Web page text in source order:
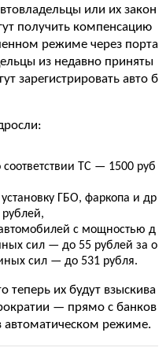
или их закон
получить компенсацию
режиме через порта
из недавно приняты
зарегистрировать авто б
ТС — 1500 руб
ГБО, фаркопа и др
с мощностью д
сил — до 55 рублей за о
сил — до 531 рубля.
теперь их будут взыскива
— прямо с банков
автоматическом режиме.